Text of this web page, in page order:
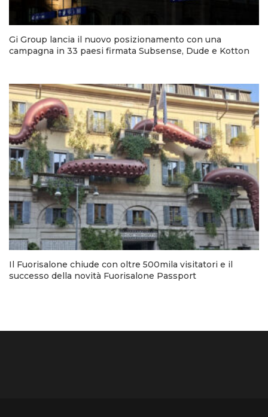
Gi Group lancia il nuovo posizionamento con una
campagna in 33 paesi firmata Subsense, Dude e Kotton
Il Fuorisalone chiude con oltre 500mila visitatori e il
successo della novità Fuorisalone Passport